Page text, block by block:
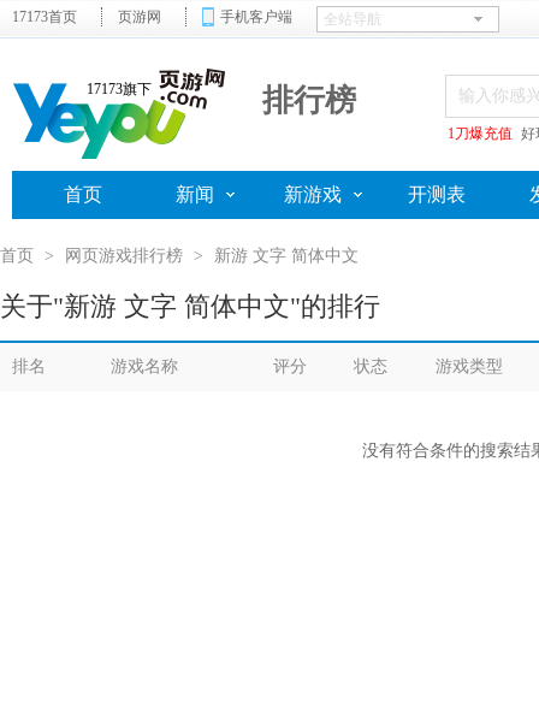
17173首页 页游网 手机客户端
17173旗下 排行榜
1刀爆充值 好
首页 新闻 新游戏 开测表
首页 > 网页游戏排行榜 > 新游 文字 简体中文
关于"新游 文字 简体中文"的排行
排名 游戏名称 评分 状态 游戏类型
没有符合条件的搜索结